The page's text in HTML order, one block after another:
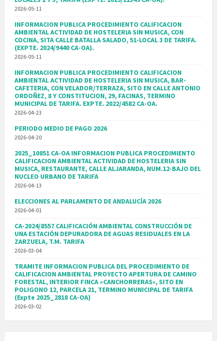
2026-05-11
INFORMACION PUBLICA PROCEDIMIENTO CALIFICACION
AMBIENTAL ACTIVIDAD DE HOSTELERIA SIN MUSICA, CON
COCINA, SITA CALLE BATALLA SALADO, 51-LOCAL 3 DE TARIFA.
(EXPTE. 2024/9440 CA-OA).
2026-05-11
INFORMACION PUBLICA PROCEDIMIENTO CALIFICACION
AMBIENTAL ACTIVIDAD DE HOSTELERIA SIN MUSICA, BAR-
CAFETERIA, CON VELADOR/TERRAZA, SITO EN CALLE ANTONIO
ORDOÑEZ, 8 Y CONSTITUCION, 29, FACINAS, TERMINO
MUNICIPAL DE TARIFA. EXPTE. 2022/4582 CA-OA.
2026-04-23
PERIODO MEDIO DE PAGO 2026
2026-04-20
2025_10851 CA-OA INFORMACION PUBLICA PROCEDIMIENTO
CALIFICACION AMBIENTAL ACTIVIDAD DE HOSTELERIA SIN
MUSICA, RESTAURANTE, CALLE ALJARANDA, NUM.12-BAJO DEL
NUCLEO URBANO DE TARIFA
2026-04-13
ELECCIONES AL PARLAMENTO DE ANDALUCÍA 2026
2026-04-01
CA-2024/8557 CALIFICACIÓN AMBIENTAL CONSTRUCCIÓN DE
UNA ESTACIÓN DEPURADORA DE AGUAS RESIDUALES EN LA
ZARZUELA, T.M. TARIFA
2026-03-04
TRAMITE INFORMACION PUBLICA DEL PROCEDIMIENTO DE
CALIFICACION AMBIENTAL PROYECTO APERTURA DE CAMINO
FORESTAL, INTERIOR FINCA «CANCHORRERAS», SITO EN
POLIGONO 12, PARCELA 21, TERMINO MUNICIPAL DE TARIFA
(Expte 2025_2818 CA-OA)
2026-03-02